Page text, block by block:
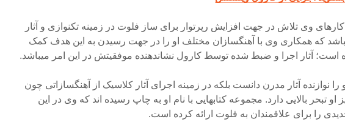
وی تلاش در جهت افزایش رپرتوار برای ساز فلوت در زمینه تکنوازی و آثار
که همکاری وی با آهنگسازان مختلف او را در جهت رسیدن به این هدف کمک
است؛ آثار اجرا و ضبط شده توسط کارول نشاندهنده موفقیتش در این امر میباشد.
او را نوازنده آثار مدرن دانست بلکه در زمینه اجرای آثار کلاسیک از آهنگسازاتی چون
او تبحر بالایی دارد. مجموعه کتابهایی با نام او به چاپ رسیده اند که وی در این
جدیدی را برای علاقمندان به فلوت ارائه کرده است.